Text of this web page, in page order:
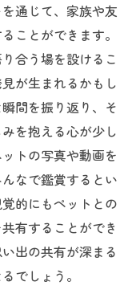
通じて、家族や友
ことができます。
合う場を設けるこ
が生まれるかもし
間を振り返り、そ
を抱える心が少し
トの写真や動画を
なで鑑賞するとい
的にもペットとの
有することができ
出の共有が深まる
でしょう。